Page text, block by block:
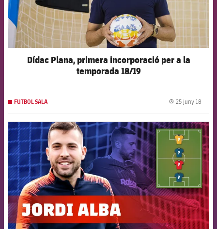
Dídac Plana, primera incorporació per a la
temporada 18/19
FUTBOL SALA 25 juny 18
FCB Barcelona badge